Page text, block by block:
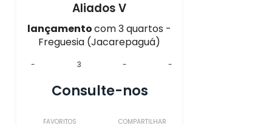
Aliados V
lançamentocom 3 quartos -
Freguesia (Jacarepaguá)
- 3 - -
Consulte-nos
FAVORITOS COMPARTILHAR